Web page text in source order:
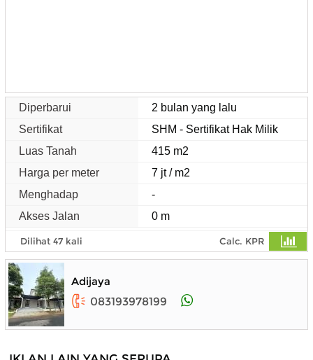
Diperbarui
2 bulan yang lalu
Sertifikat
SHM - Sertifikat Hak Milik
Luas Tanah
415 m2
Harga per meter
7 jt / m2
Menghadap
-
Akses Jalan
0 m
Dilihat 47 kali Calc. KPR
Adijaya
083193978199